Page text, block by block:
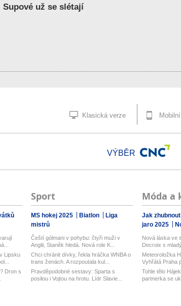
Supové už se slétají
Klasická verze
VÝBĚR
Lipsku
Dron s
Sport
MS hokej 2025 Biatlon
Liga
mistrů
Čeští gólmani v pohybu: čtyři muži v
Anglii, Staněk hledá. Nová role K...
Chci chránit dívky, řekla hráčka WNBA o
trans ženách. A rozpoutala kul...
Pravděpodobné sestavy: Sparta s
posilou i Vojtou na hrotu. Lídr Slavie...
Móda a
Jak zhubnout
jaro 2025
Nová láska ve
Decroix s
Meteoroložka
Vyhřátá Praha
Ztrac...
Tohle tělo
partnerka se